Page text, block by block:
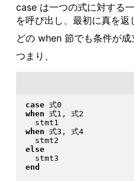
case は一つの式に対する
を呼び出し、最初に真を返
どの when 節でも条件が成
つまり、
case
when 式1, 式2
when 式3, 式4
else
end